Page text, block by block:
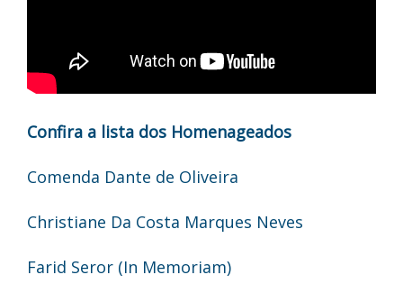
Confira a lista dos Homenageados
Comenda Dante de Oliveira
Christiane Da Costa Marques Neves
Farid Seror (In Memoriam)